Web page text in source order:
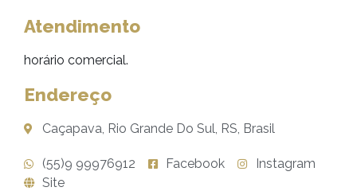
Atendimento
horário comercial.
Endereço
Caçapava, Rio Grande Do Sul, RS, Brasil
(55)9 99976912 Facebook
Instagram
Site